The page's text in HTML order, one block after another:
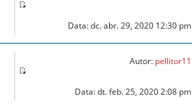
Data: dc. abr. 29, 2020 12:30 pm
Autor: pellitor11
Data: dt. feb. 25, 2020 2:08 pm